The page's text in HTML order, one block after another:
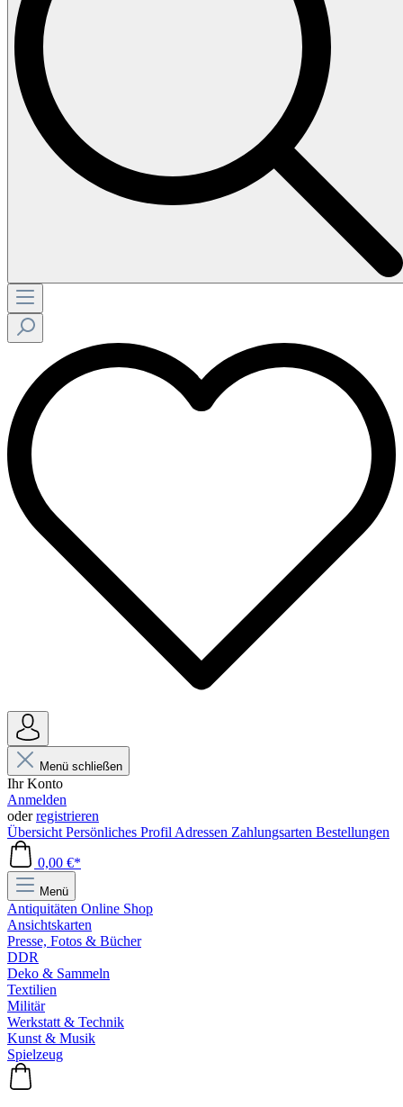
Menü schließen
Ihr Konto
Anmelden
oderregistrieren
Übersicht Persönliches Profil Adressen Zahlungsarten Bestellungen
0,00 €*
Menü
Antiquitäten Online Shop
Ansichtskarten
Presse, Fotos & Bücher
DDR
Deko & Sammeln
Textilien
Militär
Werkstatt & Technik
Kunst & Musik
Spielzeug